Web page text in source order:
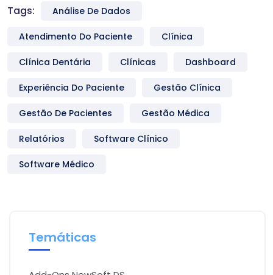
Tags: Análise De Dados
Atendimento Do Paciente Clínica
Clínica Dentária Clínicas Dashboard
Experiência Do Paciente Gestão Clínica
Gestão De Pacientes Gestão Médica
Relatórios Software Clínico
Software Médico
Temáticas